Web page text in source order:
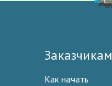
Заказчикам
Как начать